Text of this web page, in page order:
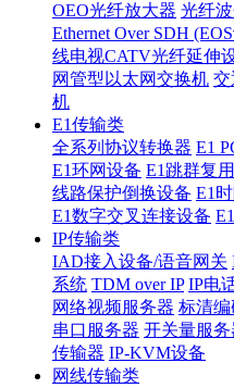
OEO光纤放大器 光纤
Ethernet Over SDH
线电视CATV光纤延伸
网管型以太网交换机 交
机
E1传输类
全系列协议转换器 E1
E1环网设备 E1跳群复
线路保护倒换设备 E1
E1数字交叉连接设备
IP传输类
IAD接入设备/语音网关
系统 TDM over IP IP电
网络视频服务器 标清
串口服务器 开关量服务
传输器 IP-KVM设备
网线传输类